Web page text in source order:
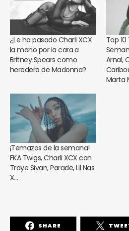
¿Le ha pasado Charli XCX
la mano por la cara a
Britney Spears como
heredera de Madonna?
Top
Arnal,
Marta
¡Temazos de la semana!
FKA Twigs, Charli XCX con
Troye Sivan, Parade, Lil Nas
X…
SHARE